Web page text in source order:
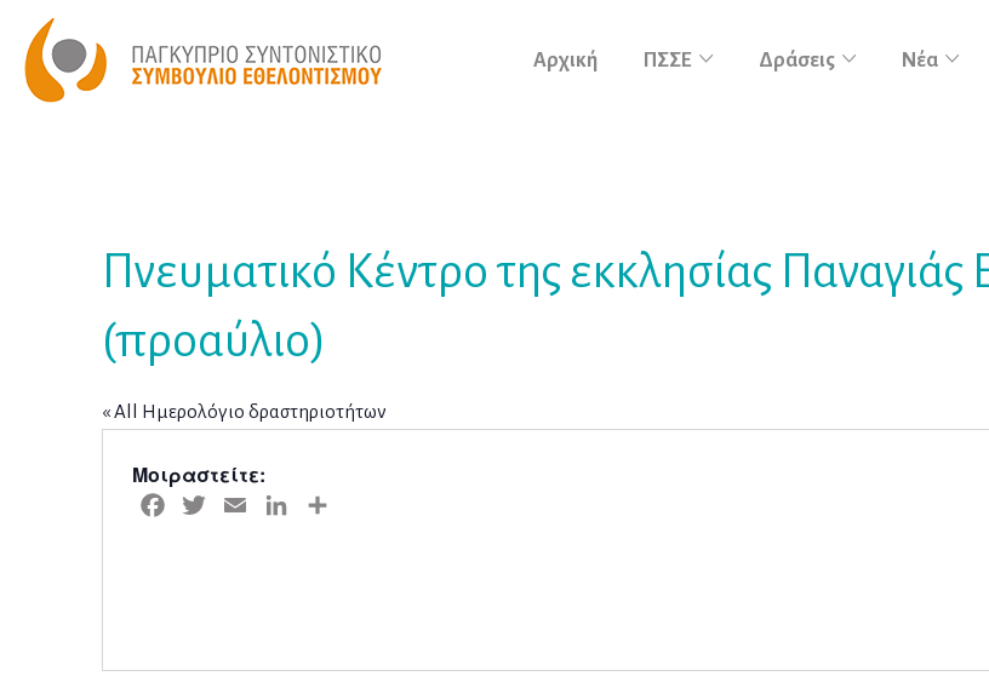
Αρχική ΠΣΣΕ Δράσεις Νέα
Πνευματικό Κέντρο της εκκλησίας
(προαύλιο)
« All Ημερολόγιο δραστηριοτήτων
Μοιραστείτε:
Facebook
Twitter Email LinkedIn